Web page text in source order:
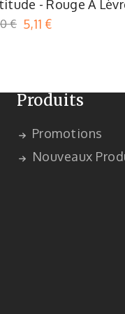
- Rouge À
MUAH Matte
€ 5,11 €
Produits
Promotions
Nouveaux